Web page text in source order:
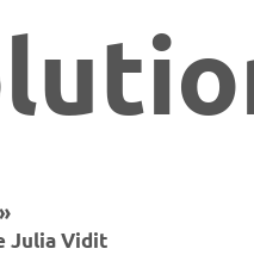
Julia Vidit